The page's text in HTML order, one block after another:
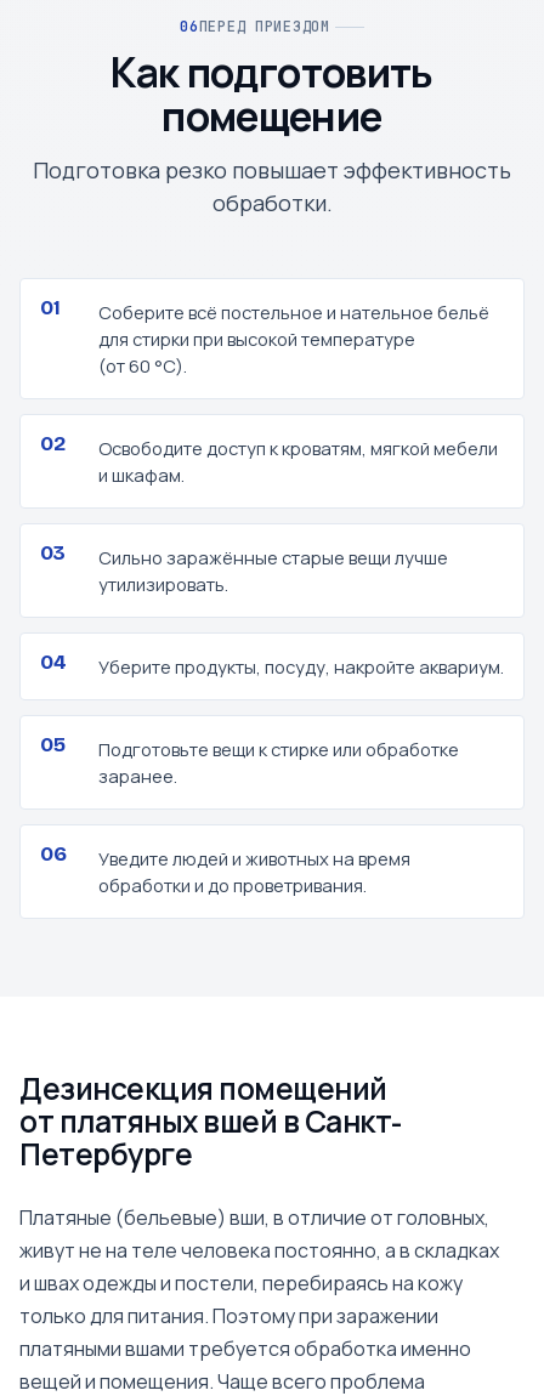
ПЕРЕД ПРИЕЗДОМ
Как подготовить
помещение
Подготовка резко повышает эффективность
обработки.
Соберите всё постельное и нательное бельё
для стирки при высокой температуре
(от 60 °C).
Освободите доступ к кроватям, мягкой мебели
и шкафам.
Сильно заражённые старые вещи лучше
утилизировать.
Уберите продукты, посуду, накройте аквариум.
Подготовьте вещи к стирке или обработке
заранее.
Уведите людей и животных на время
обработки и до проветривания.
Дезинсекция помещений
от платяных вшей в Санкт-
Петербурге
Платяные (бельевые) вши, в отличие от головных,
живут не на теле человека постоянно, а в складках
и швах одежды и постели, перебираясь на кожу
только для питания. Поэтому при заражении
платяными вшами требуется обработка именно
вещей и помещения. Чаще всего проблема